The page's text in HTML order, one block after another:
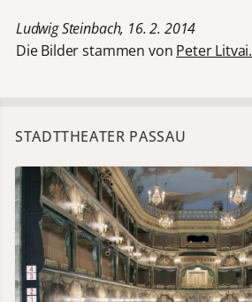
Ludwig Steinbach, 16. 2. 2014
Die Bilder stammen von Peter Litvai.
STADTTHEATER PASSAU